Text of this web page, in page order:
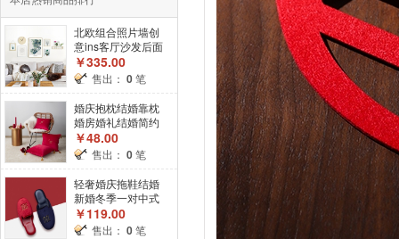
北欧组合照片墙创
意ins客厅沙发后面
的挂画相框画框挂
墙钟表
￥335.00
售出： 0笔
婚庆抱枕结婚靠枕
婚房婚礼结婚简约
靠枕中式刺绣抱枕
套绒面枕头
￥48.00
售出： 0笔
轻奢婚庆拖鞋结婚
新婚冬季一对中式
手工金丝绒拖鞋高
档情侣家用
￥119.00
售出： 0笔